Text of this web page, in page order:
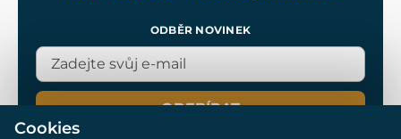
ODBĚR NOVINEK
ODEBÍRAT
Cookies